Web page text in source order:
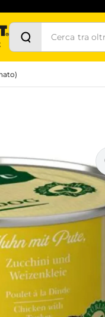
preferito e prenotali